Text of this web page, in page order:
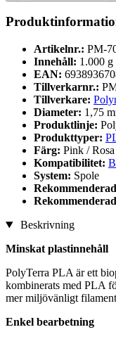
Artikelnr.: PM-
Innehåll: 1.000 g
EAN:
Tillverkarnr.:
Tillverkare:
Diameter: 1,75
Produktlinje:
Produkttyper:
Färg: Pink / Rosa
Kompatibilitet:
System: Spole
Beskrivning
Minskat plastinnehåll
PolyTerra PLA är ett
kombinerats med PLA
mer miljövänligt
Enkel bearbetning